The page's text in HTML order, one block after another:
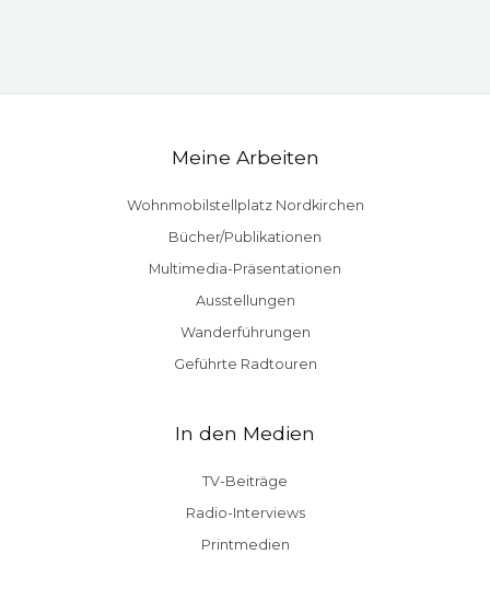
Meine Arbeiten
Wohnmobilstellplatz Nordkirchen
Bücher/Publikationen
Multimedia-Präsentationen
Ausstellungen
Wanderführungen
Geführte Radtouren
In den Medien
TV-Beiträge
Radio-Interviews
Printmedien